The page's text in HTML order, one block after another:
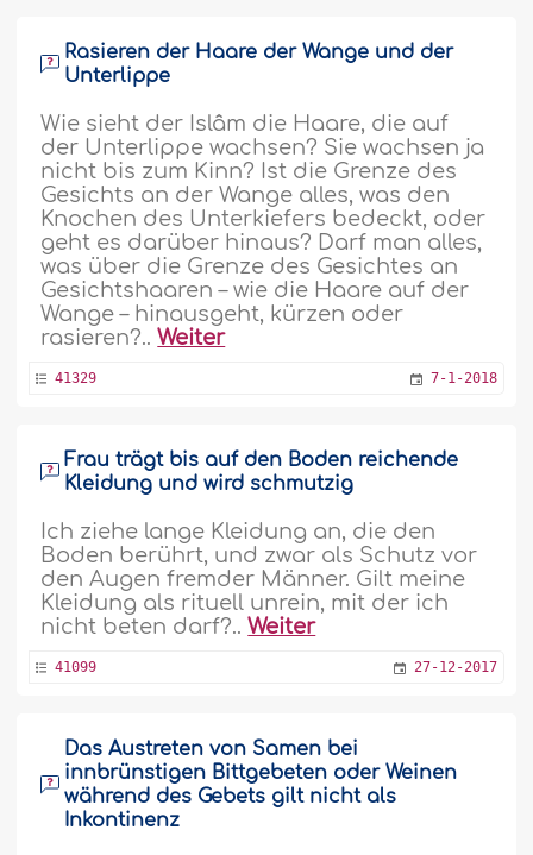
Rasieren der Haare der Wange und der
Unterlippe
Wie sieht der Islâm die Haare, die auf
der Unterlippe wachsen? Sie wachsen ja
nicht bis zum Kinn? Ist die Grenze des
Gesichts an der Wange alles, was den
Knochen des Unterkiefers bedeckt, oder
geht es darüber hinaus? Darf man alles,
was über die Grenze des Gesichtes an
Gesichtshaaren – wie die Haare auf der
Wange – hinausgeht, kürzen oder
rasieren?..Weiter
41329 7-1-2018
Frau trägt bis auf den Boden reichende
Kleidung und wird schmutzig
Ich ziehe lange Kleidung an, die den
Boden berührt, und zwar als Schutz vor
den Augen fremder Männer. Gilt meine
Kleidung als rituell unrein, mit der ich
nicht beten darf?..Weiter
41099 27-12-2017
Das Austreten von Samen bei
innbrünstigen Bittgebeten oder Weinen
während des Gebets gilt nicht als
Inkontinenz